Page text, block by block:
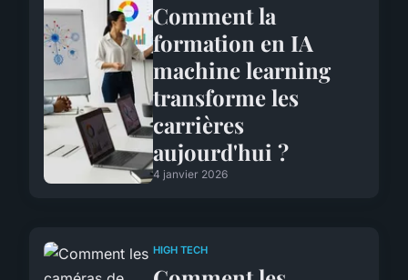
Comment la
formation en IA
machine learning
transforme les
carrières
aujourd'hui ?
4 janvier 2026
HIGH TECH